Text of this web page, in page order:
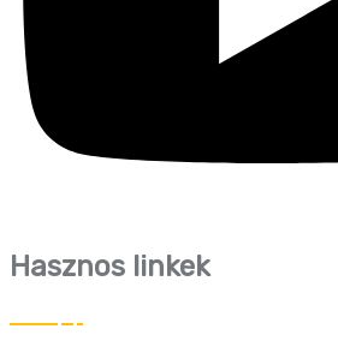
Hasznos linkek